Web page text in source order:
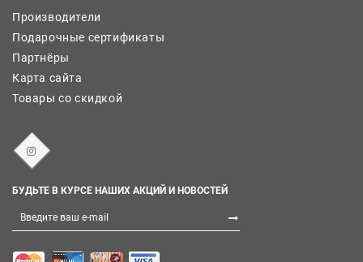
Производители
Подарочные сертификаты
Партнёры
Карта сайта
Товары со скидкой
БУДЬТЕ В КУРСЕ НАШИХ АКЦИЙ И НОВОСТЕЙ